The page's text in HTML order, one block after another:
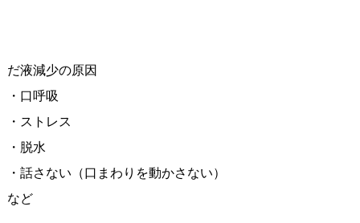
だ液減少の原因
・口呼吸
・ストレス
・脱水
・話さない（口まわりを動かさない）
など